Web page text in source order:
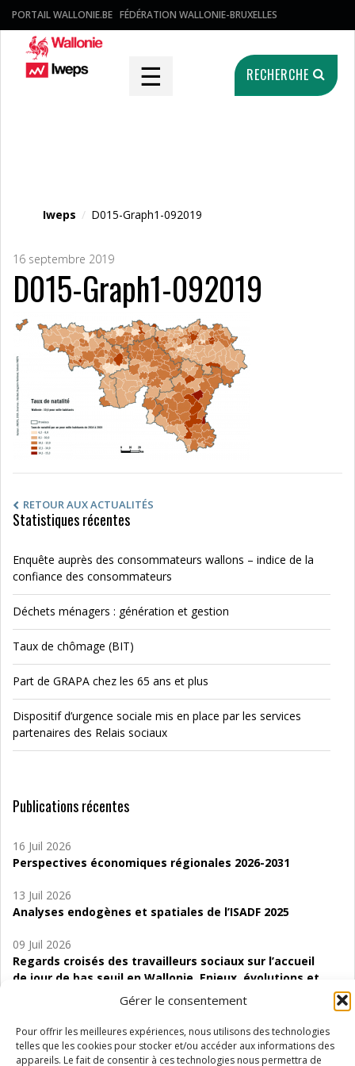
Gérer le consentement
Pour offrir les meilleures expériences, nous utilisons des technologies
telles que les cookies pour stocker et/ou accéder aux informations des
appareils. Le fait de consentir à ces technologies nous permettra de
PORTAIL WALLONIE.BE FÉDÉRATION WALLONIE-BRUXELLES
☰ RECHERCHE
Iweps / D015-Graph1-092019
16 septembre 2019
D015-Graph1-092019
RETOUR AUX ACTUALITÉS
Statistiques récentes
Enquête auprès des consommateurs wallons – indice de la
confiance des consommateurs
Déchets ménagers : génération et gestion
Taux de chômage (BIT)
Part de GRAPA chez les 65 ans et plus
Dispositif d’urgence sociale mis en place par les services
partenaires des Relais sociaux
Publications récentes
16 Juil 2026
Perspectives économiques régionales 2026-2031
13 Juil 2026
Analyses endogènes et spatiales de l’ISADF 2025
09 Juil 2026
Regards croisés des travailleurs sociaux sur l’accueil
de jour de bas seuil en Wallonie. Enjeux, évolutions et
06 Juil 2026
Étude d’évaluabilité des Structures
d’accompagnement à l’autocréation d’emploi (SAACE)